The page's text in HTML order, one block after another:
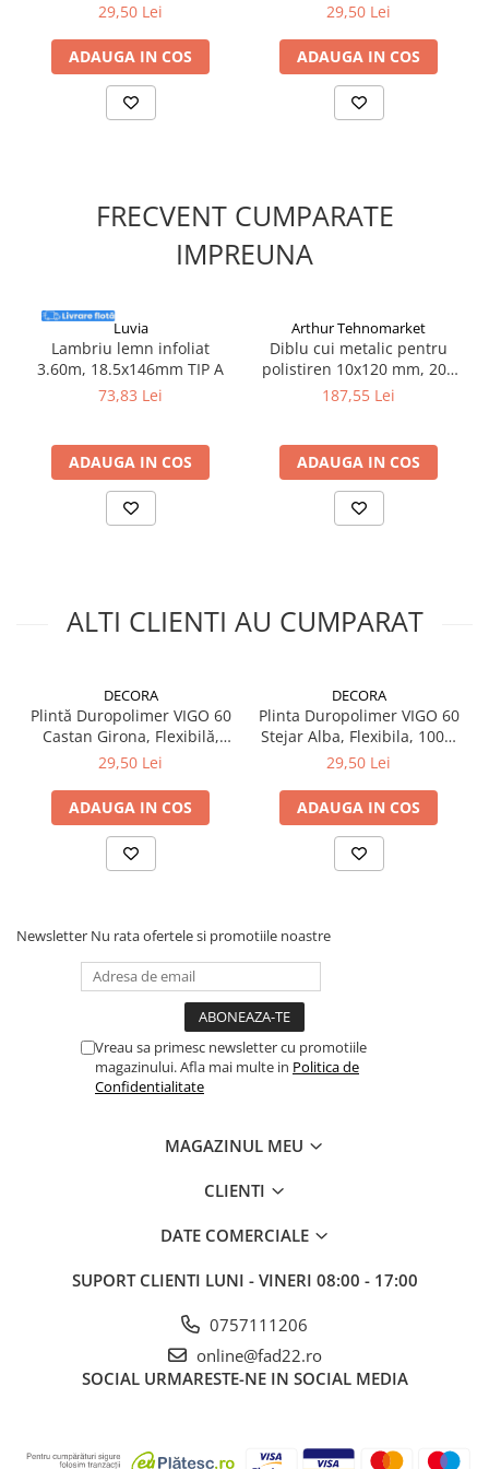
Accesorii parchet
Plinta si accesorii
Izolatori parchet
Tencuieli decorative si vopsele
Vopsele speciale si spray vopsea
Unelte si accesorii pentru zidarie si
zugravit
Unelte pentru gresie si faianta
Placi ondulate si accesorii
Folii acoperis
Intrerupatoare
Banda izolatoare
Cablu si tubulatura
Corpuri si surse de iluminat
Becuri si tuburi LED
Curte si gradina
Garduri metalice
Utilaje pentru gradina
Aparate de spalat cu presiune
Aspiratoar, suflante si
pulverizatoare
Masini de tuns iarba, trimmere si
Furtunuri si conectori
Scari aluminiu / otel
Solutii curatare
Echipamente de protectie si
Manusi
rezultat profesional, gama include accesorii dedicate (colțuri și
terminații) în exact același decor Stejar Scandinavian 102,
asigurând un aspect unitar în întreaga locuință.
100% Rezistentă la Apă,
DECORA
29,50 Lei
ADAUGA IN COS
Rezistentă la Apă, 2200 x 60
29,50 Lei
ADAUGA IN COS
FRECVENT CUMPARATE
IMPREUNA
Luvia
Lambriu lemn infoliat
3.60m, 18.5x146mm TIP A
73,83 Lei
ADAUGA IN COS
Arthur Tehnomarket
Diblu cui metalic pentru
polistiren 10x120 mm, 200
bucati/cutie - Metart
187,55 Lei
ADAUGA IN COS
ALTI CLIENTI AU CUMPARAT
DECORA
Plintă Duropolimer VIGO 60
Castan Girona, Flexibilă,
100% Rezistentă la Apă,
DECORA
29,50 Lei
ADAUGA IN COS
DECORA
Plinta Duropolimer VIGO 60
Stejar Alba, Flexibila, 100%
Rezistentă la Apă, 2200 x 60
29,50 Lei
ADAUGA IN COS
Newsletter Nu rata ofertele si promotiile noastre
Vreau sa primesc newsletter cu promotiile
magazinului. Afla mai multe in Politica de
Confidentialitate
MAGAZINUL MEU
CLIENTI
DATE COMERCIALE
SUPORT CLIENTI LUNI - VINERI 08:00 - 17:00
0757111206
online@fad22.ro
SOCIAL URMARESTE-NE IN SOCIAL MEDIA